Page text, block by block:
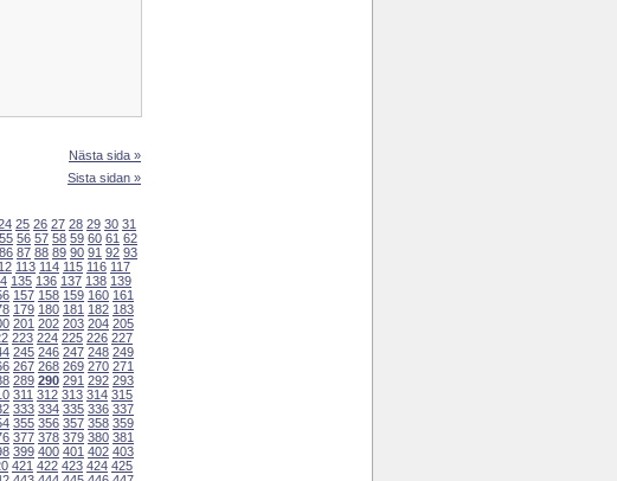
Nästa sida »
Sista sidan »
25 26 27 28 29 30 31
55 56 57 58 59 60 61 62
86 87 88 89 90 91 92 93
113 114 115 116 117
135 136 137 138 139
157 158 159 160 161
179 180 181 182 183
201 202 203 204 205
223 224 225 226 227
245 246 247 248 249
267 268 269 270 271
289 290 291 292 293
311 312 313 314 315
333 334 335 336 337
355 356 357 358 359
377 378 379 380 381
399 400 401 402 403
421 422 423 424 425